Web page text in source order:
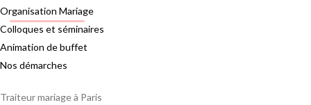
Organisation Mariage
Colloques et séminaires
Animation de buffet
Nos démarches
Traiteur mariage à Paris